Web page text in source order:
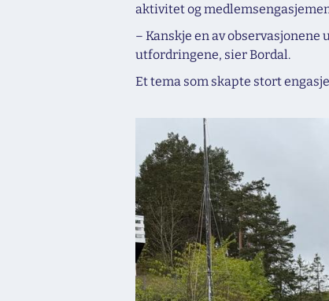
aktivitet og
– Kanskje en av
utfordringene, sier Bordal.
Et tema som skapte stort